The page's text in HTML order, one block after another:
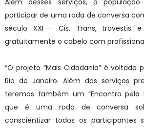
Além desses serviços, a
participar de uma roda de conversa
século XXI - Cis, Trans, travestis
gratuitamente o cabelo com
“O projeto “Mais Cidadania” é voltado
Rio de Janeiro. Além dos serviços
teremos também um “Encontro pela
que é uma roda de conversa
conscientizar todos os participantes